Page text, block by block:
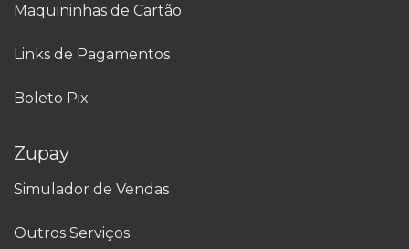
Maquininhas de Cartão
Links de Pagamentos
Boleto Pix
Zupay
Simulador de Vendas
Outros Serviços